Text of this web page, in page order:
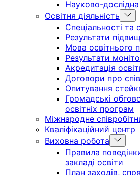
Науково-
Освітня діяльність
Show
sub
Спеціальності та
Результати
Мова освітнього
Результати
Акредитація
Договори про
Опитування
Громадські
освітніх програм
Міжнародне
Кваліфікаційний центр
Виховна робота
Show
sub
menu
Правила
закладі освіти
План заходів,